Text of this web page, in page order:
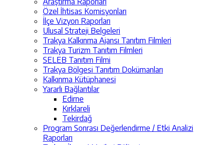
Özel İhtisas Komisyonları
İlçe Vizyon Raporları
Ulusal Strateji Belgeleri
Trakya Kalkınma Ajansı Tanıtım Filmleri
Trakya Turizm Tanıtım Filmleri
SELEB Tanıtım Filmi
Trakya Bölgesi Tanıtım Dokümanları
Kalkınma Kütüphanesi
Yararlı Bağlantılar
Edirne
Kırklareli
Tekirdağ
Program Sonrası Değerlendirme / Etki Analizi
Raporları